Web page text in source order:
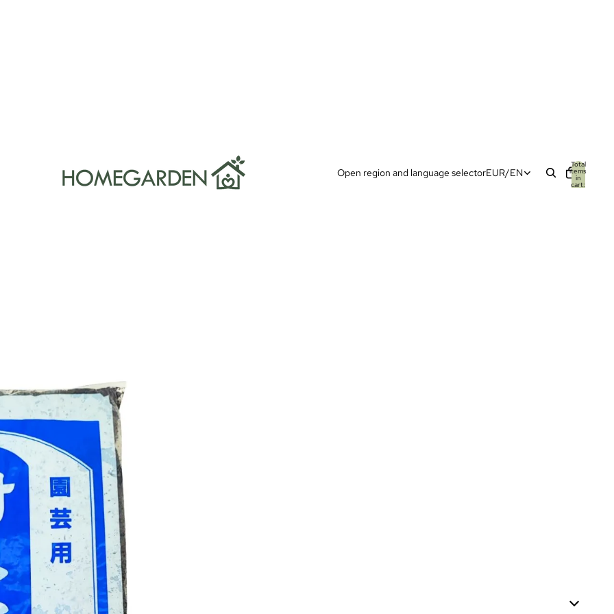
Open region and language selectorEUR/EN
Total
items
in
cart: